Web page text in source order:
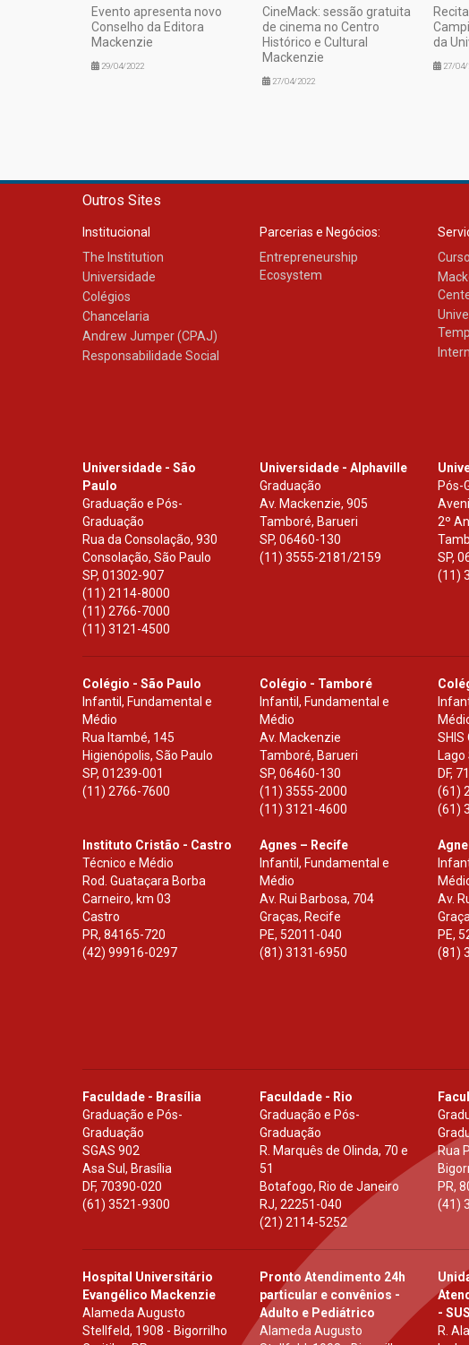
Evento apresenta novo
Conselho da Editora
Mackenzie
29/04/2022
CineMack: sessão gratuita
de cinema no Centro
Histórico e Cultural
Mackenzie
27/04/2022
da
27/04/
Outros Sites
Institucional
The Institution
Universidade
Colégios
Chancelaria
Andrew Jumper (CPAJ)
Responsabilidade Social
Parcerias e Negócios:
Entrepreneurship
Ecosystem
Universidade - São
Paulo
Graduação e Pós-
Graduação
Rua da Consolação, 930
Consolação, São Paulo
SP, 01302-907
(11) 2114-8000
(11) 2766-7000
(11) 3121-4500
Universidade - Alphaville
Graduação
Av. Mackenzie, 905
Tamboré, Barueri
SP,06460-130
(11) 3555-2181/2159
Pós-
2º
SP,
(11)
Colégio - São Paulo
Infantil, Fundamental e
Médio
Rua Itambé, 145
Higienópolis, São Paulo
SP, 01239-001
(11) 2766-7600
Colégio - Tamboré
Infantil, Fundamental e
Médio
Av. Mackenzie
Tamboré, Barueri
SP,06460-130
(11) 3555-2000
(11) 3121-4600
SHIS
Lago
DF,
(61)
(61)
Instituto Cristão - Castro
Técnico e Médio
Rod. Guataçara Borba
Carneiro, km 03
Castro
PR, 84165-720
(42) 99916-0297
Agnes – Recife
Infantil, Fundamental e
Médio
Av. Rui Barbosa, 704
Graças, Recife
PE, 52011-040
(81) 3131-6950
Av.
PE,
(81)
Faculdade - Brasília
Graduação e Pós-
Graduação
SGAS 902
Asa Sul, Brasília
DF, 70390-020
(61) 3521-9300
Faculdade - Rio
Graduação e Pós-
Graduação
R. Marquês de Olinda, 70 e
51
Botafogo, Rio de Janeiro
RJ,22251-040
(21) 2114-5252
Rua
PR,
(41)
Hospital Universitário
Evangélico Mackenzie
Alameda Augusto
Stellfeld, 1908 - Bigorrilho
Pronto Atendimento 24h
particular e convênios -
Adulto e Pediátrico
Alameda Augusto
- SUS
R.